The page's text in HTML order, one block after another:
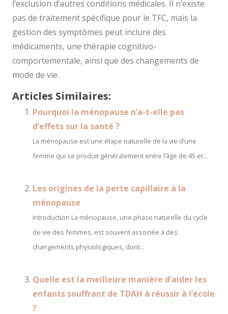
l’exclusion d’autres conditions médicales. Il n’existe
pas de traitement spécifique pour le TFC, mais la
gestion des symptômes peut inclure des
médicaments, une thérapie cognitivo-
comportementale, ainsi que des changements de
mode de vie.
Articles Similaires:
Pourquoi la ménopause n’a-t-elle pas
d’effets sur la santé ?
La ménopause est une étape naturelle de la vie d’une
femme qui se produit généralement entre l’âge de 45 et...
Les origines de la perte capillaire à la
ménopause
Introduction La ménopause, une phase naturelle du cycle
de vie des femmes, est souvent associée à des
changements physiologiques, dont...
Quelle est la meilleure manière d’aider les
enfants souffrant de TDAH à réussir à l’école
?